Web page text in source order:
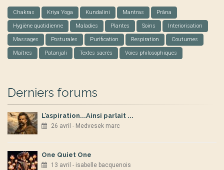
Chakras Kriya Yoga Kundalini Mantras Prâna
Hygiène quotidienne Maladies Plantes Soins Interiorisation
Massages Posturales Purification Respiration Coutumes
Maîtres Patanjali Textes sacrés Voies philosophiques
Derniers forums
L’aspiration...Ainsi parlait ...
26 avril - Medvesek marc
One Quiet One
13 avril - isabelle bacquenois